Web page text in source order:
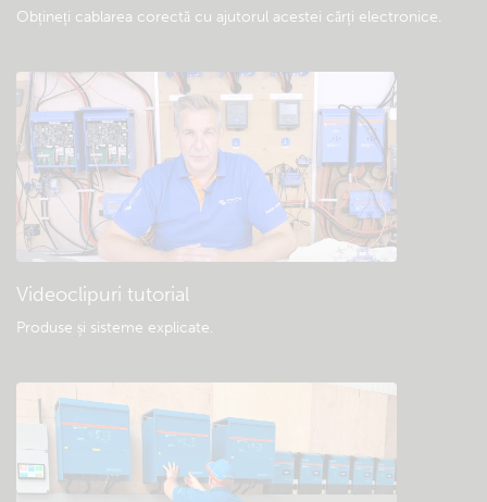
Obțineți cablarea corectă cu ajutorul acestei cărți electronice.
Videoclipuri tutorial
Produse și sisteme explicate.